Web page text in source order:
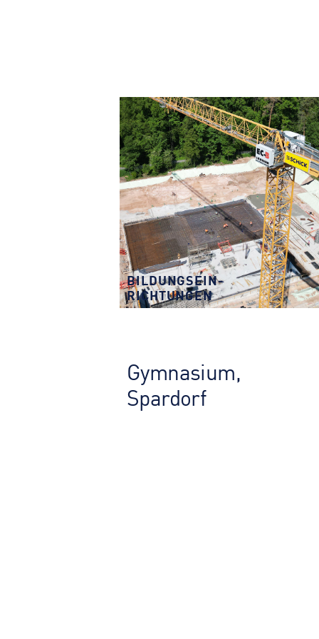
BILDUNGSEIN­RICHTUNGEN
Gymnasium,
Spardorf
BILDUNGSEIN­
RICHTUNGEN